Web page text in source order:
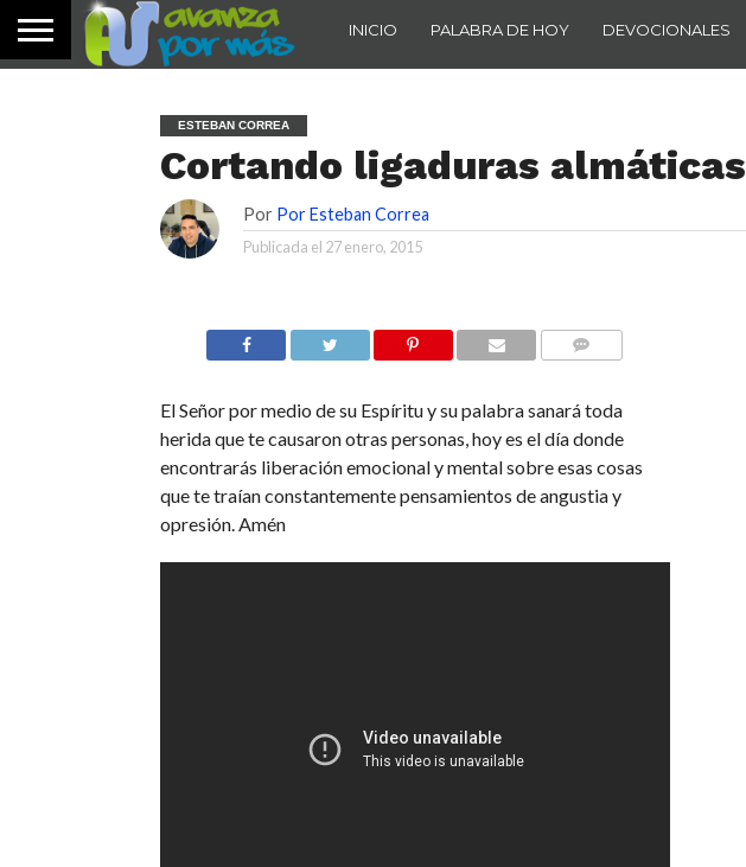
INICIO PALABRA DE HOY DEVOCIONALES
ESTEBAN CORREA
Cortando ligaduras almáticas
Por Por Esteban Correa
Publicada el 27 enero, 2015
El Señor por medio de su Espíritu y su palabra sanará toda
herida que te causaron otras personas, hoy es el día donde
encontrarás liberación emocional y mental sobre esas cosas
que te traían constantemente pensamientos de angustia y
opresión. Amén